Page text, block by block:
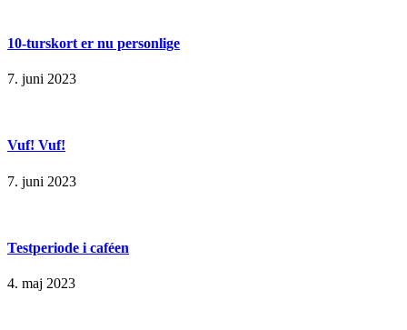
10-turskort er nu personlige
7. juni 2023
Vuf! Vuf!
7. juni 2023
Testperiode i caféen
4. maj 2023